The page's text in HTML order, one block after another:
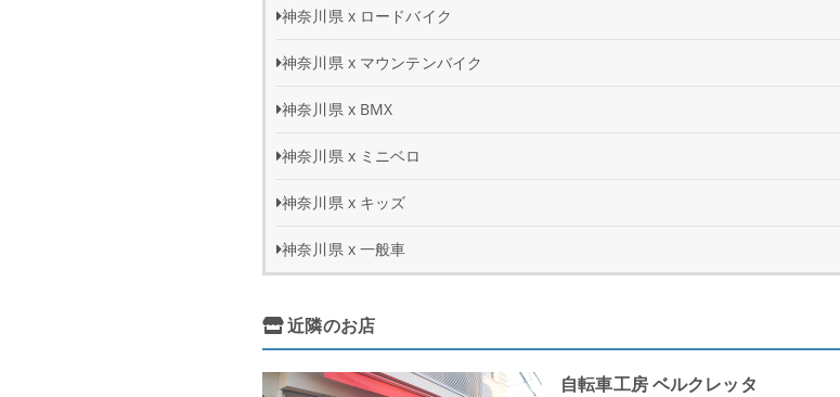
神奈川県 x ロードバイク
神奈川県 x マウンテンバイク
神奈川県 x BMX
神奈川県 x ミニベロ
神奈川県 x キッズ
神奈川県 x 一般車
近隣のお店
自転車工房 ベルクレッタ